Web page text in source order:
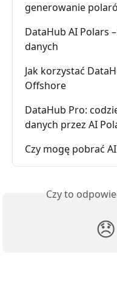
generowanie
DataHub AI Polars
danych
Jak korzystać
Offshore
DataHub Pro:
danych przez AI
Czy mogę pobrać
Czy to
😞